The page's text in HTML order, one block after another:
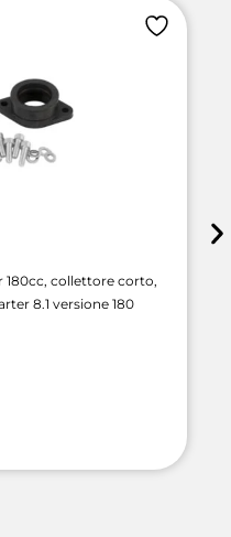
180cc, collettore corto,
8.1 versione 180